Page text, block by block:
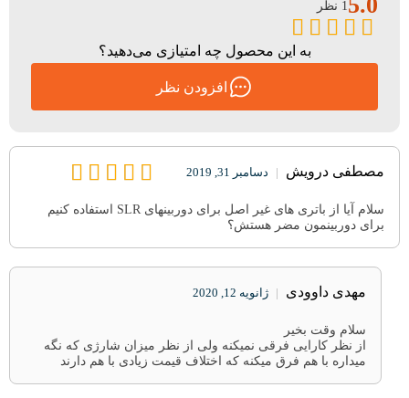
مصطفی درویش | دسامبر 31, 2019
سلام آیا از باتری های غیر اصل برای دوربینهای SLR استفاده کنیم
برای دوربینمون مضر هستش؟
مهدی داوودی | ژانویه 12, 2020
سلام وقت بخیر
از نظر کارایی فرقی نمیکنه ولی از نظر میزان شارژی که نگه
میداره با هم فرق میکنه که اختلاف قیمت زیادی با هم دارند
1 نظر
به این محصول چه امتیازی می‌دهید؟
افزودن نظر